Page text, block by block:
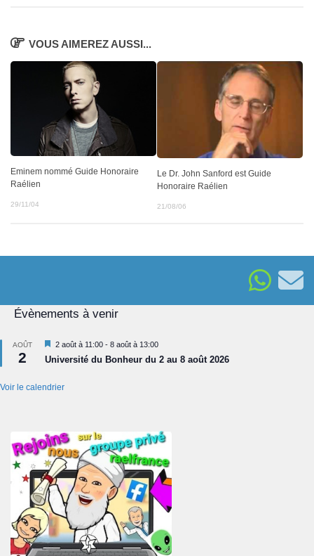
VOUS AIMEREZ AUSSI...
Eminem nommé Guide Honoraire
Raélien
29/11/04
Le Dr. John Sanford est Guide
Honoraire Raélien
21/08/06
Évènements à venir
AOÛT
2
Mis
en
avant
2 août à 11:00 - 8 août à 13:00
Université du Bonheur du 2 au 8 août 2026
Voir le calendrier